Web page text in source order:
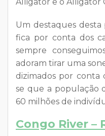
Um destaques
fica por conta dos
sempre
adoram tirar uma
dizimados por conta
se que a população
60 milhões de
Congo River –